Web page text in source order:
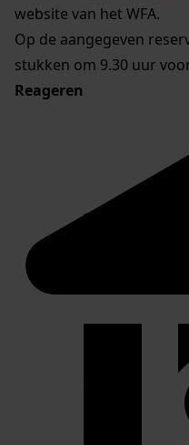
website van het WFA.
Op de aangegeven
stukken om 9.30 uur
Reageren